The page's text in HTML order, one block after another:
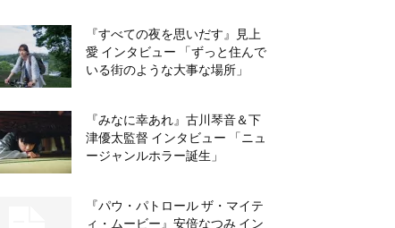
『すべての夜を思いだす』見上
愛 インタビュー 「ずっと住んで
いる街のような大事な場所」
『みなに幸あれ』古川琴音＆下
津優太監督 インタビュー 「ニュ
ージャンルホラー誕生」
『パウ・パトロール ザ・マイテ
ィ・ムービー』安倍なつみ イン